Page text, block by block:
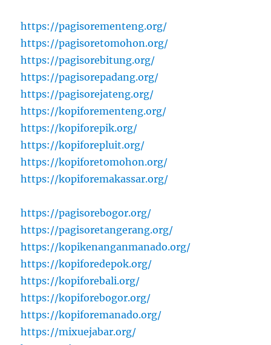
https://pagisorementeng.org/
https://pagisoretomohon.org/
https://pagisorebitung.org/
https://pagisorepadang.org/
https://pagisorejateng.org/
https://kopiforementeng.org/
https://kopiforepik.org/
https://kopiforepluit.org/
https://kopiforetomohon.org/
https://kopiforemakassar.org/
https://pagisorebogor.org/
https://pagisoretangerang.org/
https://kopikenanganmanado.org/
https://kopiforedepok.org/
https://kopiforebali.org/
https://kopiforebogor.org/
https://kopiforemanado.org/
https://mixuejabar.org/